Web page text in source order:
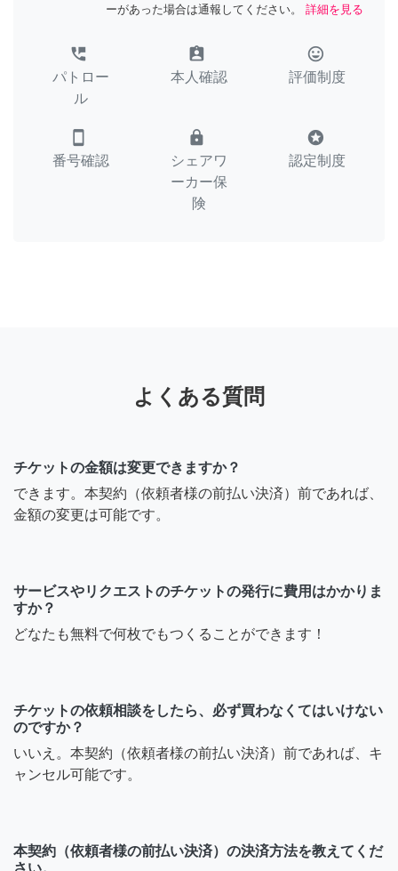
ーがあった場合は通報してください。
詳細を見る
perm_phone_msg
パトロー
ル
assignment_ind
本人確認
tag_faces
評価制度
smartphone
番号確認
lock
シェアワ
ーカー保
険
stars
認定制度
よくある質問
チケットの金額は変更できますか？
できます。本契約（依頼者様の前払い決済）前であれば、
金額の変更は可能です。
サービスやリクエストのチケットの発行に費用はかかりま
すか？
どなたも無料で何枚でもつくることができます！
チケットの依頼相談をしたら、必ず買わなくてはいけない
のですか？
いいえ。本契約（依頼者様の前払い決済）前であれば、キ
ャンセル可能です。
本契約（依頼者様の前払い決済）の決済方法を教えてくだ
さい。